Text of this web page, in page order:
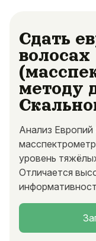
Сдать
волосах
методу
Анализ
уровень
Отличается